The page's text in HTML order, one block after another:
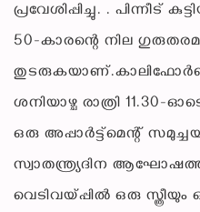
പ്രവേശിപ്പിച്ചു. . പിന്നീട്
50-കാരന്റെ നില
ശനിയാഴ്ച രാത്രി 11.30-
ഒരു അപ്പാര്‍ട്ട്‌മെന്റ്
സ്വാതന്ത്ര്യദിന
വെടിവയ്പ്പില്‍ ഒരു